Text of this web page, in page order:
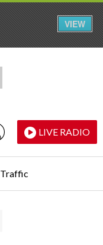
LIVE RADIO
Traffic
VIEW